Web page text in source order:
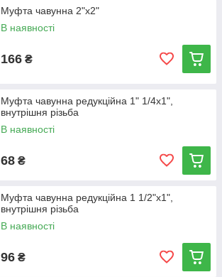
Муфта чавунна 2"х2"
В наявності
166 ₴
Муфта чавунна редукційна 1" 1/4х1",
внутрішня різьба
В наявності
68 ₴
Муфта чавунна редукційна 1 1/2"х1",
внутрішня різьба
В наявності
96 ₴